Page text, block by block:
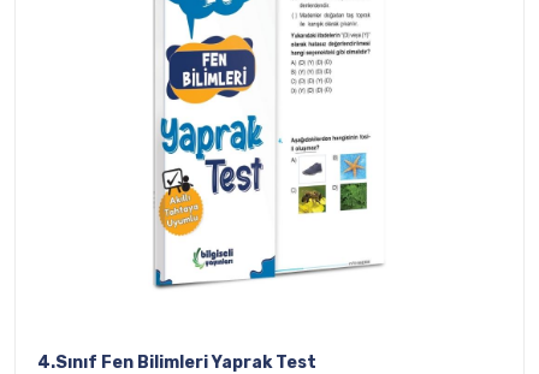
4.Sınıf Fen Bilimleri Yaprak Test